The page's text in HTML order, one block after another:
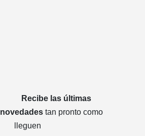
Recibe las últimas
novedades tan pronto como
lleguen